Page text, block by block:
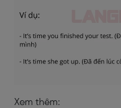
Xem thêm: